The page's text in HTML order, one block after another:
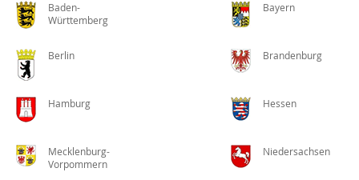
Baden-
Württemberg
Bayern
Berlin Brandenburg
Hamburg Hessen
Mecklenburg-
Vorpommern
Niedersachsen